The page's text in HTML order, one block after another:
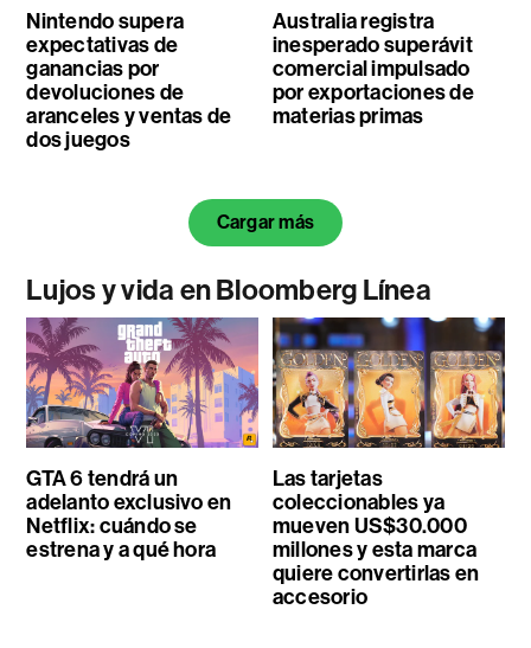
Nintendo supera
expectativas de
ganancias por
devoluciones de
aranceles y ventas de
dos juegos
Australia registra
inesperado superávit
comercial impulsado
por exportaciones de
materias primas
Cargar más
Lujos y vida en Bloomberg Línea
GTA 6 tendrá un
adelanto exclusivo en
Netflix: cuándo se
estrena y a qué hora
Las tarjetas
coleccionables ya
mueven US$30.000
millones y esta marca
quiere convertirlas en
accesorio